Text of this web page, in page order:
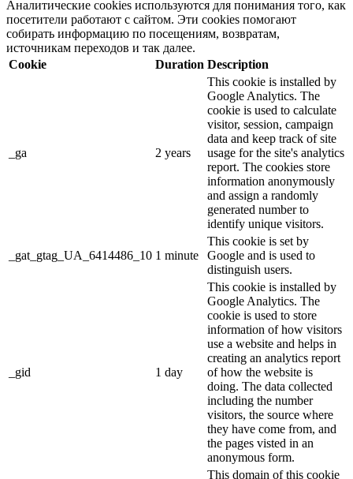
Аналитические cookies используются для понимания того, как
посетители работают с сайтом. Эти cookies помогают
собирать информацию по посещениям, возвратам,
источникам переходов и так далее.
Cookie
Duration Description
_ga 2 years
This cookie is installed by
Google Analytics. The
cookie is used to calculate
visitor, session, campaign
data and keep track of site
usage for the site's analytics
report. The cookies store
information anonymously
and assign a randomly
generated number to
identify unique visitors.
_gat_gtag_UA_6414486_10 1 minute
This cookie is set by
Google and is used to
distinguish users.
_gid 1 day
This cookie is installed by
Google Analytics. The
cookie is used to store
information of how visitors
use a website and helps in
creating an analytics report
of how the website is
doing. The data collected
including the number
visitors, the source where
they have come from, and
the pages visted in an
anonymous form.
This domain of this cookie